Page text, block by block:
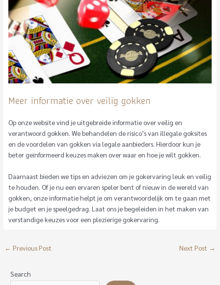
Meer informatie over veilig gokken
Op onze website vind je uitgebreide informatie over veilig en
verantwoord gokken. We behandelen de risico’s van illegale goksites
en de voordelen van gokken via legale aanbieders. Hierdoor kun je
beter geïnformeerd keuzes maken over waar en hoe je wilt gokken.
Daarnaast bieden we tips en adviezen om je gokervaring leuk en veilig
te houden. Of je nu een ervaren speler bent of nieuw in de wereld van
gokken, onze informatie helpt je om verantwoordelijk om te gaan met
je budget en je speelgedrag. Laat ons je begeleiden in het maken van
verstandige keuzes voor een plezierige gokervaring.
← Previous Post Next Post →
Search